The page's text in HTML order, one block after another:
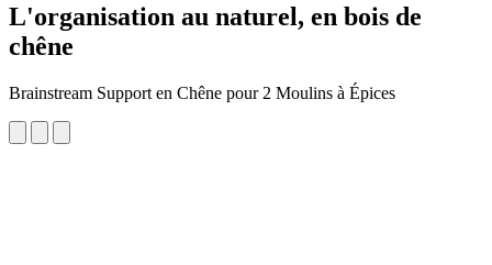
L'organisation au naturel, en bois de
chêne
Brainstream Support en Chêne pour 2 Moulins à Épices